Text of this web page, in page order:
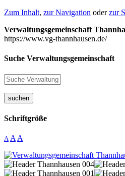
Zum Inhalt, zur Navigation oderzur
Verwaltungsgemeinschaft
https://www.vg-thannhausen.de/
Suche Verwaltungsgemeinschaft
suchen
Schriftgröße
A A A